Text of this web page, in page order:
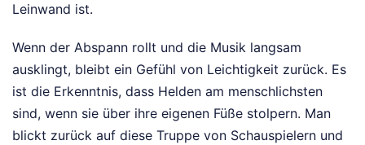
Leinwand ist.
Wenn der Abspann rollt und die Musik langsam
ausklingt, bleibt ein Gefühl von Leichtigkeit zurück. Es
ist die Erkenntnis, dass Helden am menschlichsten
sind, wenn sie über ihre eigenen Füße stolpern. Man
blickt zurück auf diese Truppe von Schauspielern und